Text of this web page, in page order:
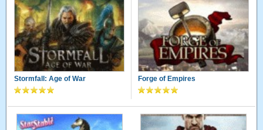
Stormfall: Age of War Forge of Empires